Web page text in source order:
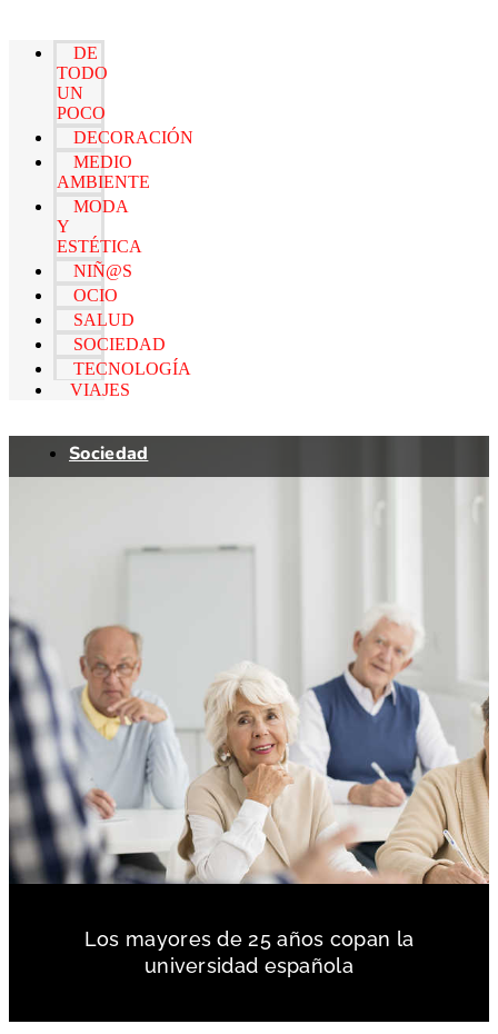
DE
TODO
UN
POCO
DECORACIÓN
MEDIO
AMBIENTE
MODA
Y
ESTÉTICA
NIÑ@S
OCIO
SALUD
SOCIEDAD
TECNOLOGÍA
VIAJES
Sociedad
Los mayores de 25 años copan la
universidad española